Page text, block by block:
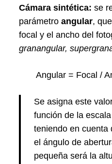
Cámara sintética: se
parámetro angular,
focal y el ancho del
granangular,
Angular = Focal /
Se asigna este
función de la
teniendo en cuenta
el ángulo de
pequeña será la